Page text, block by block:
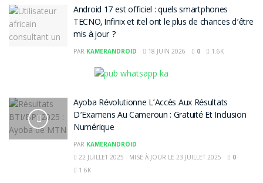
Android 17 est officiel : quels smartphones
TECNO, Infinix et itel ont le plus de chances d’être
mis à jour ?
PAR KAMERANDROID 18 JUIN 2026 0 1.6K
Ayoba Révolutionne L’Accès Aux Résultats
D’Examens Au Cameroun : Gratuité Et Inclusion
Numérique
PAR KAMERANDROID
22 JUILLET 2025 - MISE À JOUR LE 23 JUILLET 2025
0
1.6K